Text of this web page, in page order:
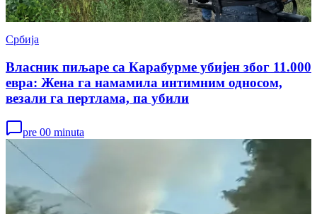
Србија
Власник пиљаре са Карабурме убијен због 11.000
евра: Жена га намамила интимним односом,
везали га пертлама, па убили
pre 00 minuta